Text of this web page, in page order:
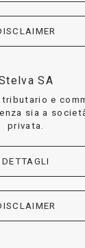
SA
e
sia a
privata.
DETTAGLI